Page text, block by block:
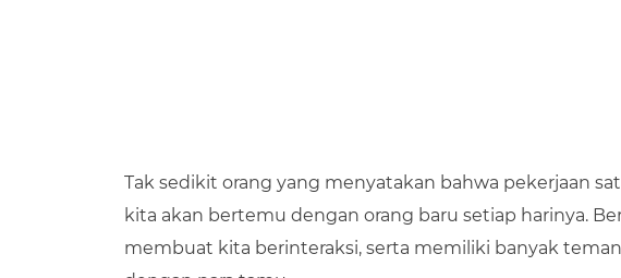
Tak sedikit orang yang menyatakan bahwa pekerjaan
kita akan bertemu dengan orang baru setiap harinya.
membuat kita berinteraksi, serta memiliki banyak